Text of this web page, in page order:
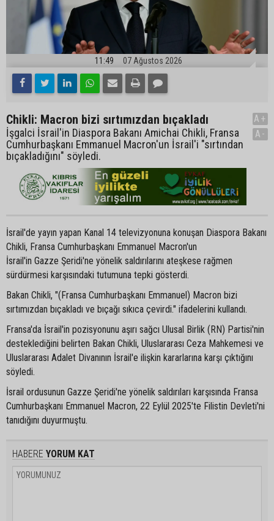
11:49 07 Ağustos 2026
Chikli: Macron bizi sırtımızdan bıçakladı
İşgalci İsrail'in Diaspora Bakanı Amichai Chikli, Fransa
Cumhurbaşkanı Emmanuel Macron'un İsrail'i "sırtından
bıçakladığını" söyledi.
A+
A-
İsrail'de yayın yapan Kanal 14 televizyonuna konuşan Diaspora Bakanı
Chikli, Fransa Cumhurbaşkanı Emmanuel Macron'un
İsrail'in Gazze Şeridi'ne yönelik saldırılarını ateşkese rağmen
sürdürmesi karşısındaki tutumuna tepki gösterdi.
Bakan Chikli, "(Fransa Cumhurbaşkanı Emmanuel) Macron bizi
sırtımızdan bıçakladı ve bıçağı sıkıca çevirdi." ifadelerini kullandı.
Fransa'da İsrail'in pozisyonunu aşırı sağcı Ulusal Birlik (RN) Partisi'nin
desteklediğini belirten Bakan Chikli, Uluslararası Ceza Mahkemesi ve
Uluslararası Adalet Divanının İsrail'e ilişkin kararlarına karşı çıktığını
söyledi.
İsrail ordusunun Gazze Şeridi'ne yönelik saldırıları karşısında Fransa
Cumhurbaşkanı Emmanuel Macron, 22 Eylül 2025'te Filistin Devleti'ni
tanıdığını duyurmuştu.
HABERE YORUM KAT